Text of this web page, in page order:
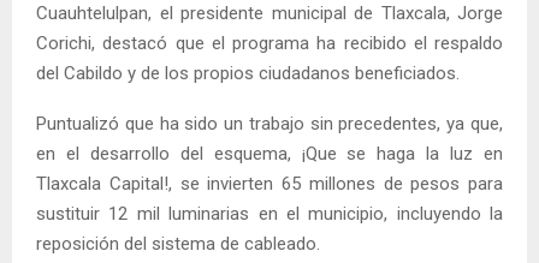
Cuauhtelulpan, el presidente municipal de Tlaxcala, Jorge
Corichi, destacó que el programa ha recibido el respaldo
del Cabildo y de los propios ciudadanos beneficiados.
Puntualizó que ha sido un trabajo sin precedentes, ya que,
en el desarrollo del esquema, ¡Que se haga la luz en
Tlaxcala Capital!, se invierten 65 millones de pesos para
sustituir 12 mil luminarias en el municipio, incluyendo la
reposición del sistema de cableado.